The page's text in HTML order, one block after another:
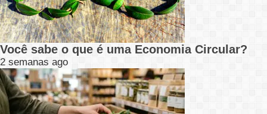
Você sabe o que é uma Economia Circular?
2 semanas ago